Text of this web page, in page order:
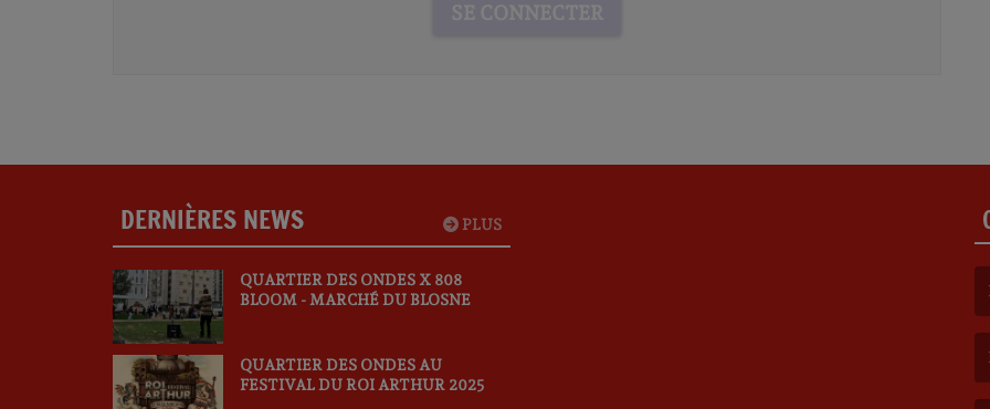
PLUS
DERNIÈRES NEWS
QUARTIER DES ONDES X 808
BLOOM - MARCHÉ DU BLOSNE
QUARTIER DES ONDES AU
FESTIVAL DU ROI ARTHUR 2025